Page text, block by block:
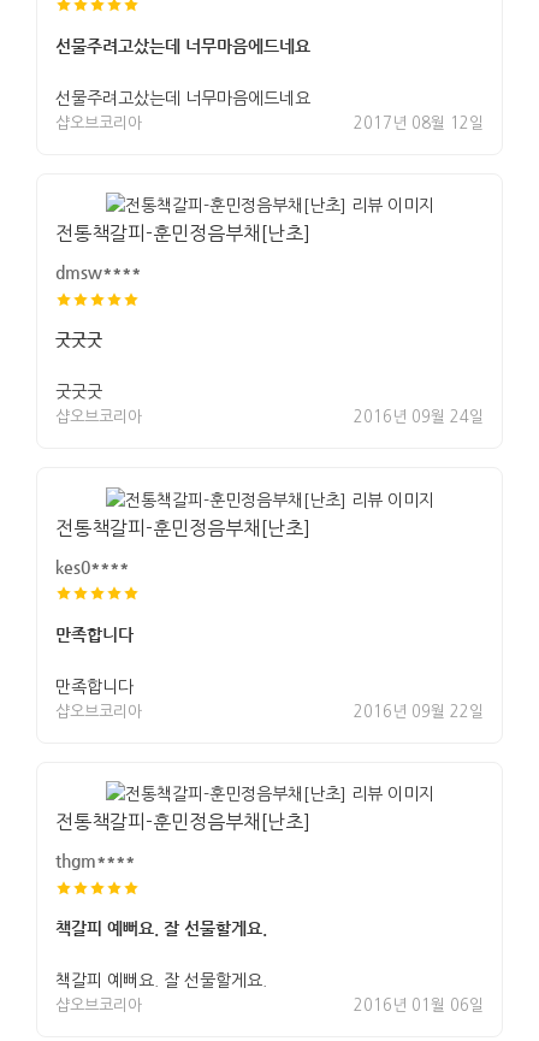
선물주려고샀는데 너무마음에드네요
선물주려고샀는데 너무마음에드네요
샵오브코리아 2017년 08월 12일
전통책갈피-훈민정음부채[난초]
dmsw****
굿굿굿
굿굿굿
샵오브코리아 2016년 09월 24일
전통책갈피-훈민정음부채[난초]
kes0****
만족합니다
만족합니다
샵오브코리아 2016년 09월 22일
전통책갈피-훈민정음부채[난초]
thgm****
책갈피 예뻐요. 잘 선물할게요.
책갈피 예뻐요. 잘 선물할게요.
샵오브코리아 2016년 01월 06일